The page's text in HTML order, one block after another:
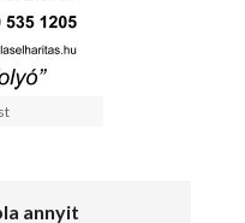
annyit